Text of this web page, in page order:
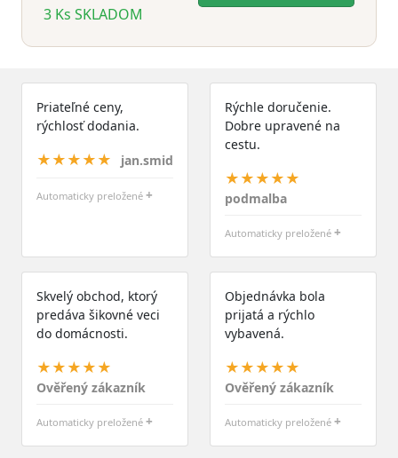
3 Ks SKLADOM
Priateľné ceny,
rýchlosť dodania.
★★★★★ jan.smid
Automaticky preložené +
Rýchle doručenie.
Dobre upravené na
cestu.
★★★★★
podmalba
Automaticky preložené +
Skvelý obchod, ktorý
predáva šikovné veci
do domácnosti.
★★★★★
Ověřený zákazník
Automaticky preložené +
Objednávka bola
prijatá a rýchlo
vybavená.
★★★★★
Ověřený zákazník
Automaticky preložené +